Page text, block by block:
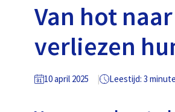
Van hot
verliezen
10 april 2025 Leestijd: 3